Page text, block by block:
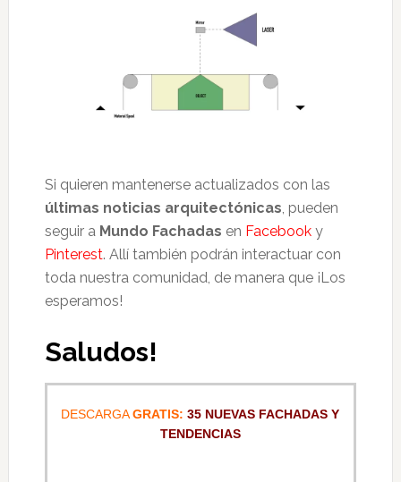
Si quieren mantenerse actualizados con las
últimas noticias arquitectónicas, pueden
seguir a Mundo Fachadas en Facebooky
Pinterest. Allí también podrán interactuar con
toda nuestra comunidad, de manera que ¡Los
esperamos!
Saludos!
DESCARGAGRATIS: 35 NUEVAS FACHADAS Y
TENDENCIAS